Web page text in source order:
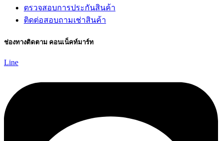
ตรวจสอบการประกันสินค้า
ติดต่อสอบถามเช่าสินค้า
ช่องทางติดตาม คอนเน็คท์มาร์ท
Line